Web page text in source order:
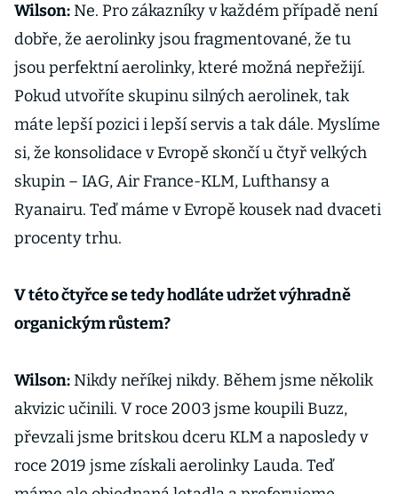
Wilson:Ne. Pro zákazníky v každém případě není
dobře, že aerolinky jsou fragmentované, že tu
jsou perfektní aerolinky, které možná nepřežijí.
Pokud utvoříte skupinu silných aerolinek, tak
máte lepší pozici i lepší servis a tak dále. Myslíme
si, že konsolidace v Evropě skončí u čtyř velkých
skupin – IAG, Air France-KLM, Lufthansy a
Ryanairu. Teď máme v Evropě kousek nad dvaceti
procenty trhu.
V této čtyřce se tedy hodláte udržet výhradně
organickým růstem?
Wilson:Nikdy neříkej nikdy. Během jsme několik
akvizic učinili. V roce 2003 jsme koupili Buzz,
převzali jsme britskou dceru KLM a naposledy v
roce 2019 jsme získali aerolinky Lauda. Teď